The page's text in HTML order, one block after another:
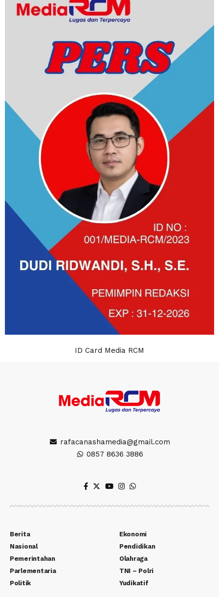
ID Card Media RCM
rafacanashamedia@gmail.com
0857 8636 3886
Berita
Nasional
Pemerintahan
Parlementaria
Politik
Ekonomi
Pendidikan
Olahraga
TNI – Polri
Yudikatif